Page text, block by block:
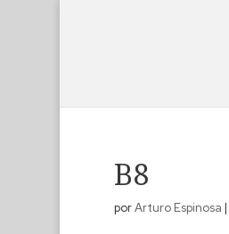
B8
porArturo Espinosa |